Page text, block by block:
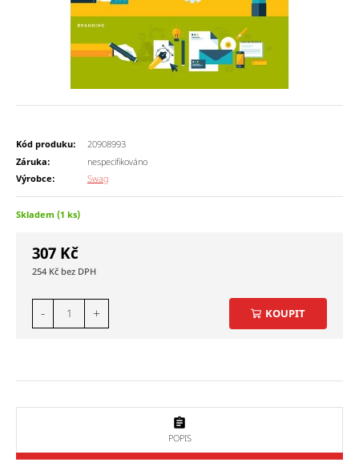
Kód produku:
20908993
Záruka:
nespecifikováno
Výrobce:
Swag
Skladem (1 ks)
307 Kč
254 Kč
- + KOUPIT
POPIS